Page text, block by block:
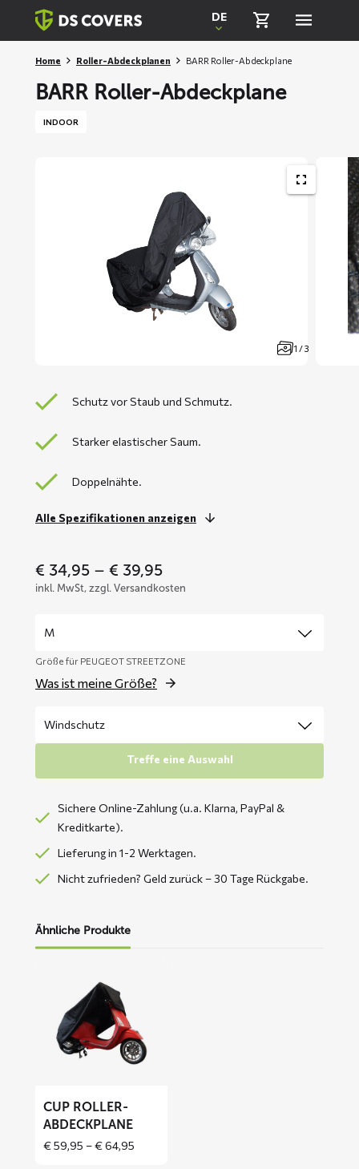
Skiplinks
DE
Home Roller-Abdeckplanen BARR Roller-Abdeckplane
BARR Roller-Abdeckplane
INDOOR
1 / 3
Schutz vor Staub und Schmutz.
Starker elastischer Saum.
Doppelnähte.
Alle Spezifikationen anzeigen
€ 34,95 – € 39,95Price
range:
inkl. MwSt, zzgl. Versandkosten
Größe für PEUGEOT STREETZONE
Was ist meine Größe?
Treffe eine Auswahl
Sichere Online-Zahlung (u.a. Klarna, PayPal &
Kreditkarte).
Lieferung in 1-2 Werktagen.
Nicht zufrieden? Geld zurück – 30 Tage Rückgabe.
Ähnliche Produkte
Roller-
CUP ROLLER-
ABDECKPLANE
€59,95 –€64,95